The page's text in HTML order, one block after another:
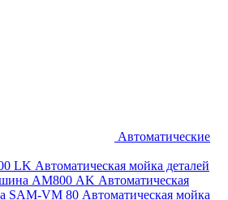
Автоматические
LK Автоматическая мойка деталей
АМ800 AK Автоматическая
SAM-VM 80 Автоматическая мойка